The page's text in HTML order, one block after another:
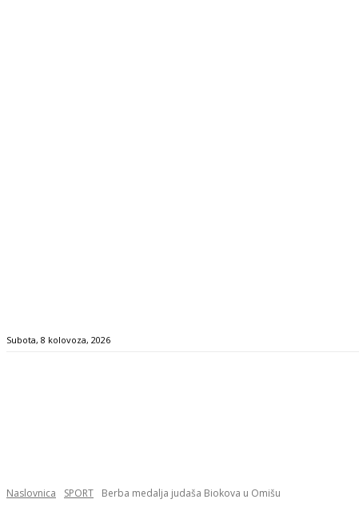
Subota, 8 kolovoza, 2026
Naslovnica SPORT Berba medalja judaša Biokova u Omišu